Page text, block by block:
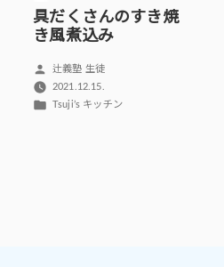
具だくさんのすき焼
き風煮込み
投
稿
者:
辻義塾 生徒
2021.12.15.
カ
Tsuji’s キッチン